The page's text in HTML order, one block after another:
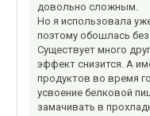
довольно сложным.
Но я использовала
поэтому обошлась
Существует много
эффект снизится. А
продуктов во время
усвоение белковой
замачивать в